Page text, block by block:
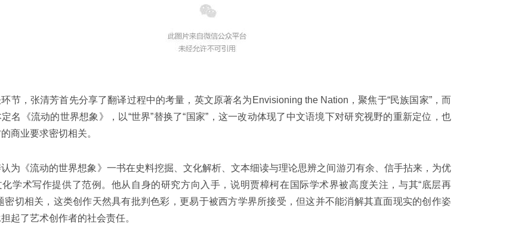
节，张清芳首先分享了翻译过程中的考量，英文原著名为Envisioning the Nation，聚焦于“民族国家”，而
名《流动的世界想象》，以“世界”替换了“国家”，这一改动体现了中文语境下对研究视野的重新定位，也
商业要求密切相关。
认为《流动的世界想象》一书在史料挖掘、文化解析、文本细读与理论思辨之间游刃有余、信手拈来，为优
学术写作提供了范例。他从自身的研究方向入手，说明贾樟柯在国际学术界被高度关注，与其“底层再
密切相关，这类创作天然具有批判色彩，更易于被西方学界所接受，但这并不能消解其直面现实的创作姿
起了艺术创作者的社会责任。